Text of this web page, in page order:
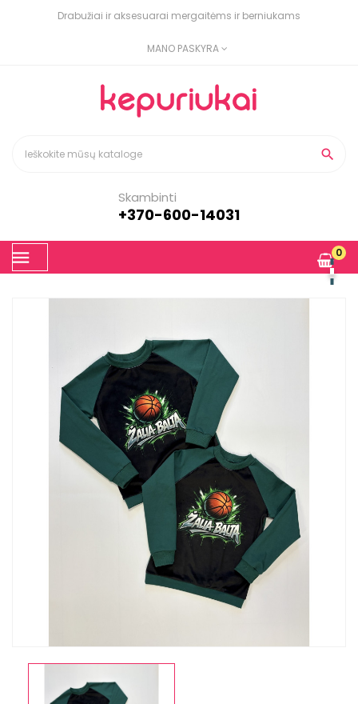
Drabužiai ir aksesuarai mergaitėms ir berniukams
MANO PASKYRA

Skambinti
+370-600-14031
Toggle
navigation
0